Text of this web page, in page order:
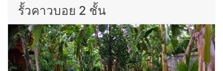
รั้วคาวบอย 2 ชั้น